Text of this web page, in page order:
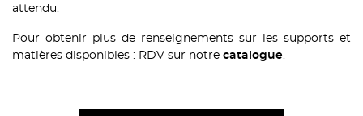
attendu.
Pour obtenir plus de renseignements sur les supports et
matières disponibles : RDV sur notre catalogue.